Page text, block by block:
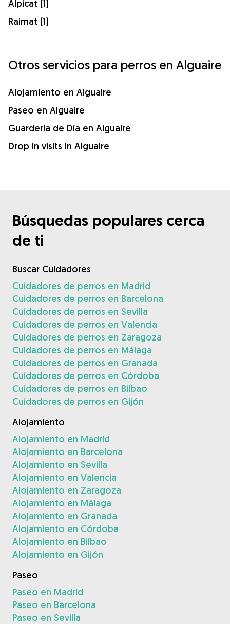
Alpicat (1)
Raimat (1)
Otros servicios para perros en Alguaire
Alojamiento en Alguaire
Paseo en Alguaire
Guardería de Día en Alguaire
Drop in visits in Alguaire
Búsquedas populares cerca
de ti
Buscar Cuidadores
Cuidadores de perros en Madrid
Cuidadores de perros en Barcelona
Cuidadores de perros en Sevilla
Cuidadores de perros en Valencia
Cuidadores de perros en Zaragoza
Cuidadores de perros en Málaga
Cuidadores de perros en Granada
Cuidadores de perros en Córdoba
Cuidadores de perros en Bilbao
Cuidadores de perros en Gijón
Alojamiento
Alojamiento en Madrid
Alojamiento en Barcelona
Alojamiento en Sevilla
Alojamiento en Valencia
Alojamiento en Zaragoza
Alojamiento en Málaga
Alojamiento en Granada
Alojamiento en Córdoba
Alojamiento en Bilbao
Alojamiento en Gijón
Paseo
Paseo en Madrid
Paseo en Barcelona
Paseo en Sevilla